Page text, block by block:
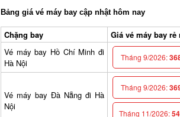
Bảng giá vé máy bay cập nhật hôm nay
Chặng bay
Giá vé máy bay rẻ
Vé máy bay Hồ Chí Minh đi
Hà Nội
Tháng 9/2026:
Vé máy bay Đà Nẵng đi Hà
Nội
Tháng 9/2026:
Tháng 11/2026: